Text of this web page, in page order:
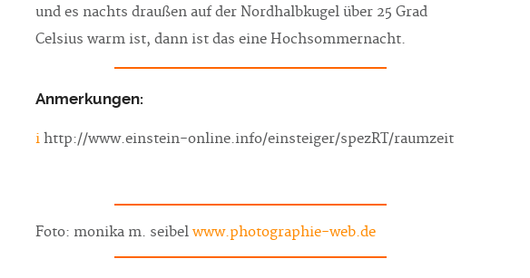
und es nachts draußen auf der Nordhalbkugel über 25 Grad
Celsius warm ist, dann ist das eine Hochsommernacht.
Anmerkungen:
i http://www.einstein-online.info/einsteiger/spezRT/raumzeit
Foto: monika m. seibelwww.photographie-web.de